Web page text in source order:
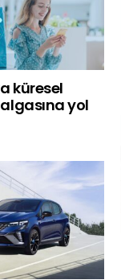
küresel
yol